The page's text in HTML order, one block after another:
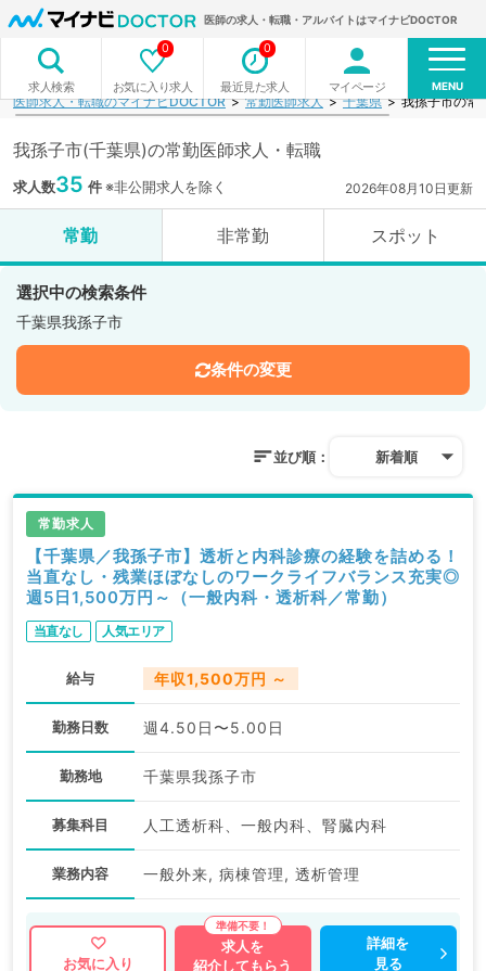
医師の求人・転職・アルバイトはマイナビDOCTOR
求人検索 お気に入り求人
0
最近見た求人
0
マイページ MENU
医師求人・転職のマイナビDOCTOR 常勤医師求人 千葉県 我孫子市の常
我孫子市(千葉県)の常勤医師求人・転職
求人数35 件※非公開求人を除く 2026年08月10日更新
常勤 非常勤 スポット
選択中の検索条件
千葉県我孫子市
条件の変更
並び順： 新着順
常勤求人
【千葉県／我孫子市】透析と内科診療の経験を詰める！
当直なし・残業ほぼなしのワークライフバランス充実◎
週5日1,500万円～（一般内科・透析科／常勤）
当直なし 人気エリア
給与 年収1,500万円 ～
勤務日数 週4.50日〜5.00日
勤務地 千葉県我孫子市
募集科目 人工透析科、一般内科、腎臓内科
業務内容 一般外来, 病棟管理, 透析管理
お気に入り
求人を
紹介してもらう
詳細を
見る